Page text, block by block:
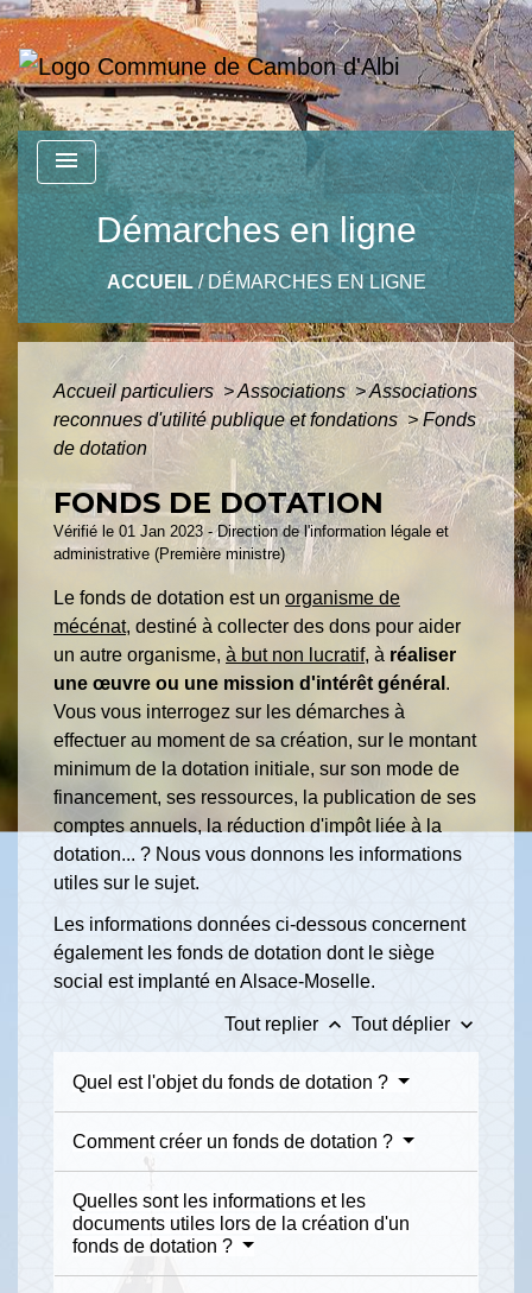
menu
Démarches en ligne
ACCUEIL/ DÉMARCHES EN LIGNE
Accueil particuliers >Associations>Associations
reconnues d'utilité publique et fondations> Fonds
de dotation
FONDS DE DOTATION
Vérifié le 01 Jan 2023 - Direction de l'information légale et
administrative (Première ministre)
Le fonds de dotation est un organisme de
mécénat, destiné à collecter des dons pour aider
un autre organisme, à but non lucratif, à réaliser
une œuvre ou une mission d'intérêt général .
Vous vous interrogez sur les démarches à
effectuer au moment de sa création, sur le montant
minimum de la dotation initiale, sur son mode de
financement, ses ressources, la publication de ses
comptes annuels, la réduction d'impôt liée à la
dotation... ? Nous vous donnons les informations
utiles sur le sujet.
Les informations données ci-dessous concernent
également les fonds de dotation dont le siège
social est implanté en Alsace-Moselle.
Tout replier keyboard_arrow_up Tout déplier keyboard_arrow_down
Quel est l'objet du fonds de dotation ?
Comment créer un fonds de dotation ?
Quelles sont les informations et les
documents utiles lors de la création d'un
fonds de dotation ?